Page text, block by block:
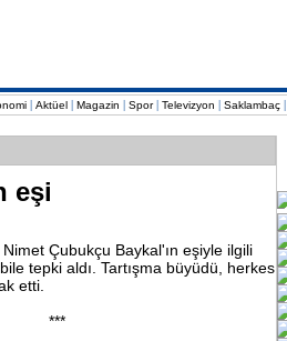
| Aktüel| Magazin | Spor| Televizyon | Saklambaç|
eşi
Çubukçu Baykal'ın eşiyle ilgili
tepki aldı. Tartışma büyüdü, herkes
etti.
***